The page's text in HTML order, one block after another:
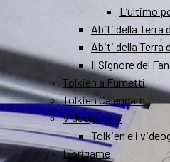
L’ultimo
Abiti della Terra
Abiti della Terra
Il Signore del
Tolkien a Fumetti
Tolkien Calendars
Videogames
Tolkien e i
Librigame